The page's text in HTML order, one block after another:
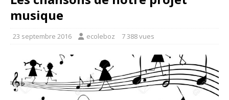
musique
23 septembre 2016 ecoleboz 7 388 vues